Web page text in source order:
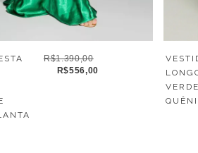
R$1.390,00
R$556,00